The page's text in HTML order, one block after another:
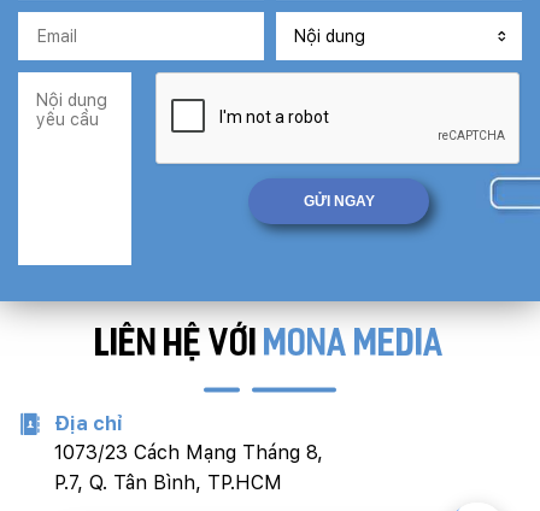
LIÊN HỆ VỚI MONA MEDIA
Địa chỉ
1073/23 Cách Mạng Tháng 8,
P.7, Q. Tân Bình, TP.HCM